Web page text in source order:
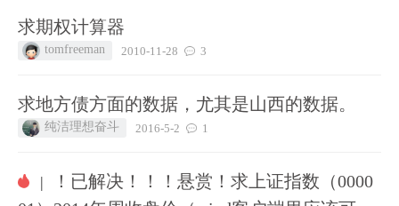
求期权计算器
tomfreeman 2010-11-28 3
求地方债方面的数据，尤其是山西的数据。
纯洁理想奋斗 2016-5-2 1
|
！已解决！！！悬赏！求上证指数（0000